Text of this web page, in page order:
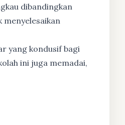
dibandingkan
menyelesaikan
yang kondusif bagi
ini juga memadai,